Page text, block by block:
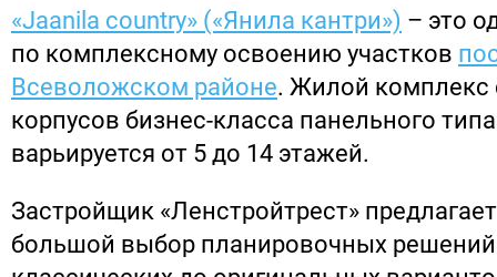
«Jaanila country» («Янила кантри») – это
по комплексному освоению участков
Всеволожском районе. Жилой комплекс
корпусов бизнес-класса панельного
варьируется от 5 до 14 этажей.
Застройщик «Ленстройтрест»
большой выбор планировочных